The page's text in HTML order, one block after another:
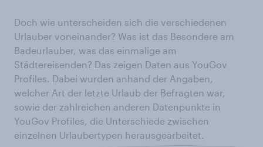
Doch wie unterscheiden sich die verschiedenen
Urlauber voneinander? Was ist das Besondere am
Badeurlauber, was das einmalige am
Städtereisenden? Das zeigen Daten aus YouGov
Profiles. Dabei wurden anhand der Angaben,
welcher Art der letzte Urlaub der Befragten war,
sowie der zahlreichen anderen Datenpunkte in
YouGov Profiles, die Unterschiede zwischen
einzelnen Urlaubertypen herausgearbeitet.